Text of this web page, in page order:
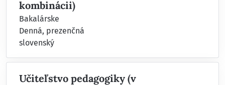
kombinácii)
Bakalárske
Denná, prezenčná
slovenský
Učiteľstvo pedagogiky (v